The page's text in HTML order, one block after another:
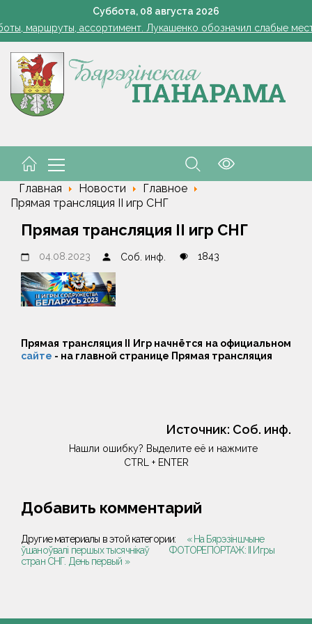
Суббота, 08 августа 2026
Лукашенко: я борюсь не за колхозы или совхозы - я борюсь
маршруты, ассортимент. Лукашенко обозначил слабые
1 стакан в ведро — тля и плодожорка бегут: Августовская
и средний бизнес приглашают к сотрудничеству с
Лукашенко: я борюсь не за колхозы или совхозы - я борюсь
Главная Новости
Главное
Прямая трансляция II игр СНГ
Прямая трансляция II игр СНГ
04.08.2023 Соб. инф. 1843
Прямая трансляция II Игр начнётся на официальном
сайте - на главной странице Прямая трансляция
Источник: Соб. инф.
Нашли ошибку? Выделите её и нажмите
CTRL + ENTER
Добавить комментарий
Другие материалы в этой категории:
« На Бярэзіншчыне
ўшаноўвалі першых тысячнікаў
ФОТОРЕПОРТАЖ: II Игры
стран СНГ. День первый »